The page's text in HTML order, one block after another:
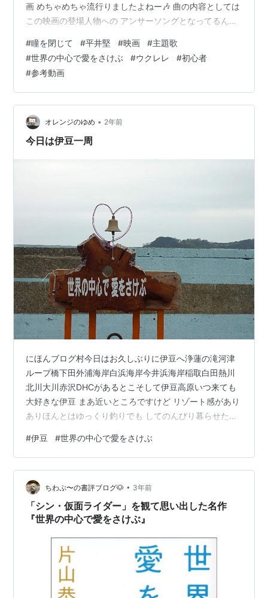
画 めちゃめちゃ流行りましたよねー🎶 曲の内容としては
この映画の登場人物への アンサーソングとなってるんだ
ホントにいい曲🎶 ウクレレでもどうですかー？？
#瞳を閉じて #平井堅 #映画 #主題歌
#世界の中心で愛をさけぶ #ウクレレ #初心者
#参考動画
オレンジのゆめ • 2年前
今日は伊豆一周
にほんブログ村今日はお久しぶりに伊豆へ浄蓮の滝河津
ループ橋下田外浦海岸白浜海岸今井浜海岸稲取白田熱川
北川大川赤沢DHCがあるとこそして伊豆高原いつ来ても
大好きな伊豆 まあ近いところですけど リゾート感があり
ありほんとはゆっくり釣りでも してのんびり暮らせたら
中心で愛をさけぶの ロケ地にもなった伊豆はいたるとこ
ろにドラマで登場した ところに行けちゃう稲取や今井浜
海岸でも撮影が 行われていたはず - YouTube 何度みても
素敵なドラマ ずっと見ていたので 娘ちゃんまでセカチュ
ウファンに ちょっとうれしかった松崎にお泊まりして 聖
地巡礼したこ…
#伊豆 #世界の中心で愛をさけぶ
ちわぷ〜の書評ブログ🐶 • 3年前
「シン・仮面ライダー」を観て思い出した名作
『世界の中心で愛をさけぶ』